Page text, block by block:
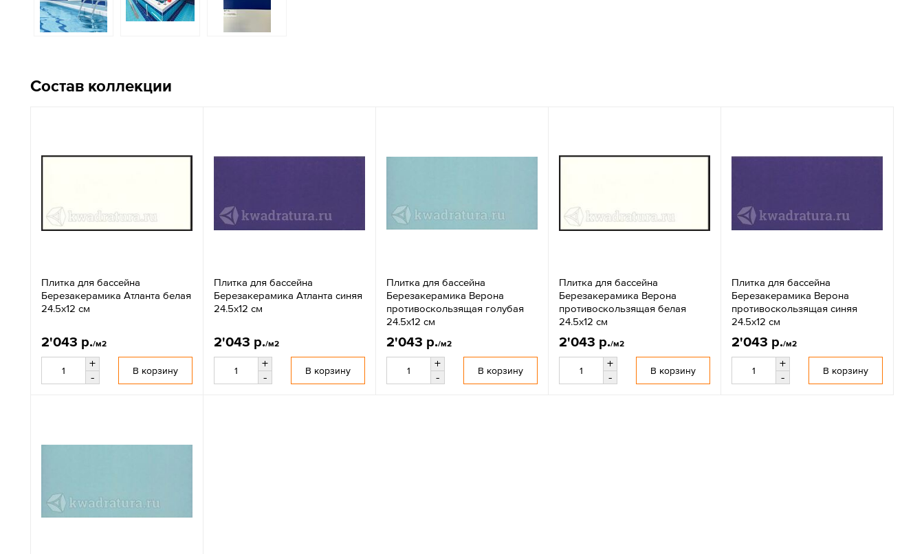
Состав коллекции
Плитка для бассейна
Березакерамика Атланта белая
24.5х12 см
2'043 р./м2
+
-
В корзину
Плитка для бассейна
Березакерамика Атланта синяя
24.5х12 см
2'043 р./м2
+
-
В корзину
Плитка для бассейна
Березакерамика Верона
противоскользящая голубая
24.5х12 см
2'043 р./м2
+
-
В корзину
Плитка для бассейна
Березакерамика Верона
противоскользящая белая
24.5х12 см
2'043 р./м2
+
-
В корзину
Плитка для бассейна
Березакерамика Верона
противоскользящая синяя
24.5х12 см
2'043 р./м2
+
-
В корзину